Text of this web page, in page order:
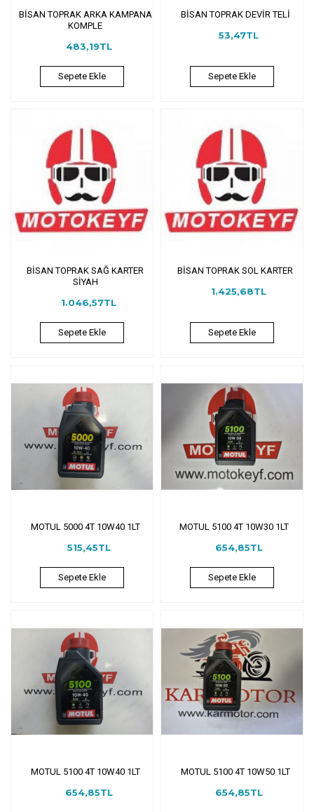
BİSAN TOPRAK ARKA KAMPANA
KOMPLE
483,19TL
Sepete Ekle
BİSAN TOPRAK DEVİR TELİ
53,47TL
Sepete Ekle
BİSAN TOPRAK SAĞ KARTER
SİYAH
1.046,57TL
Sepete Ekle
BİSAN TOPRAK SOL KARTER
1.425,68TL
Sepete Ekle
MOTUL 5000 4T 10W40 1LT
515,45TL
Sepete Ekle
MOTUL 5100 4T 10W30 1LT
654,85TL
Sepete Ekle
MOTUL 5100 4T 10W40 1LT
654,85TL
MOTUL 5100 4T 10W50 1LT
654,85TL